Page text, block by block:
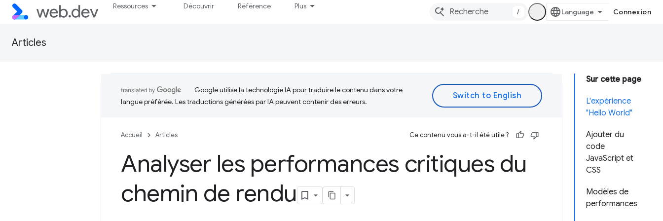
Ressources Découvrir Référence Plus
/ Connexion
Articles
Sur cette page
L'expérience
"Hello World"
Ajouter du
code
JavaScript et
CSS
Modèles de
performances
Google utilise la technologie IA pour traduire le contenu dans votre
langue préférée. Les traductions générées par IA peuvent contenir des erreurs.
Accueil Articles Ce contenu vous a-t-il été utile ?
Analyser les performances critiques du
chemin de rendu